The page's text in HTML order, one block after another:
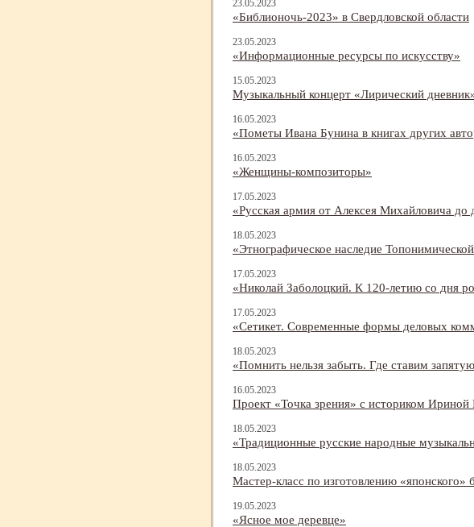
23.05.2023
«Библионочь-2023» в Свердловской области
23.05.2023
«Информационные ресурсы по искусству»
15.05.2023
Музыкальный концерт «Лирический
16.05.2023
«Пометы Ивана Бунина в книгах других
16.05.2023
«Женщины-композиторы»
17.05.2023
«Русская армия от Алексея Михайловича до
18.05.2023
«Этнографическое наследие
17.05.2023
«Николай Заболоцкий. К 120-летию со дня
17.05.2023
«Сетикет. Современные формы деловых
18.05.2023
«Помнить нельзя забыть. Где ставим
16.05.2023
Проект «Точка зрения» с историком Ириной
18.05.2023
«Традиционные русские народные
18.05.2023
Мастер-класс по изготовлению «японского»
19.05.2023
«Ясное мое деревце»